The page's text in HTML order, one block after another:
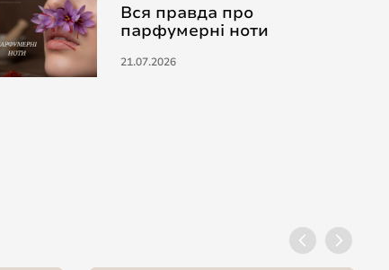
Вся правда про
парфумерні ноти
21.07.2026